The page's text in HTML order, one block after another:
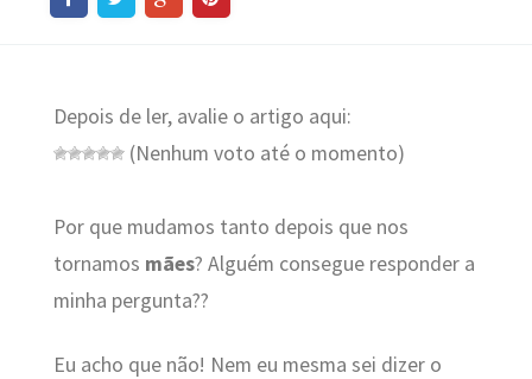
Depois de ler, avalie o artigo aqui:
(Nenhum voto até o momento)
Por que mudamos tanto depois que nos
tornamos mães? Alguém consegue responder a
minha pergunta??
Eu acho que não! Nem eu mesma sei dizer o